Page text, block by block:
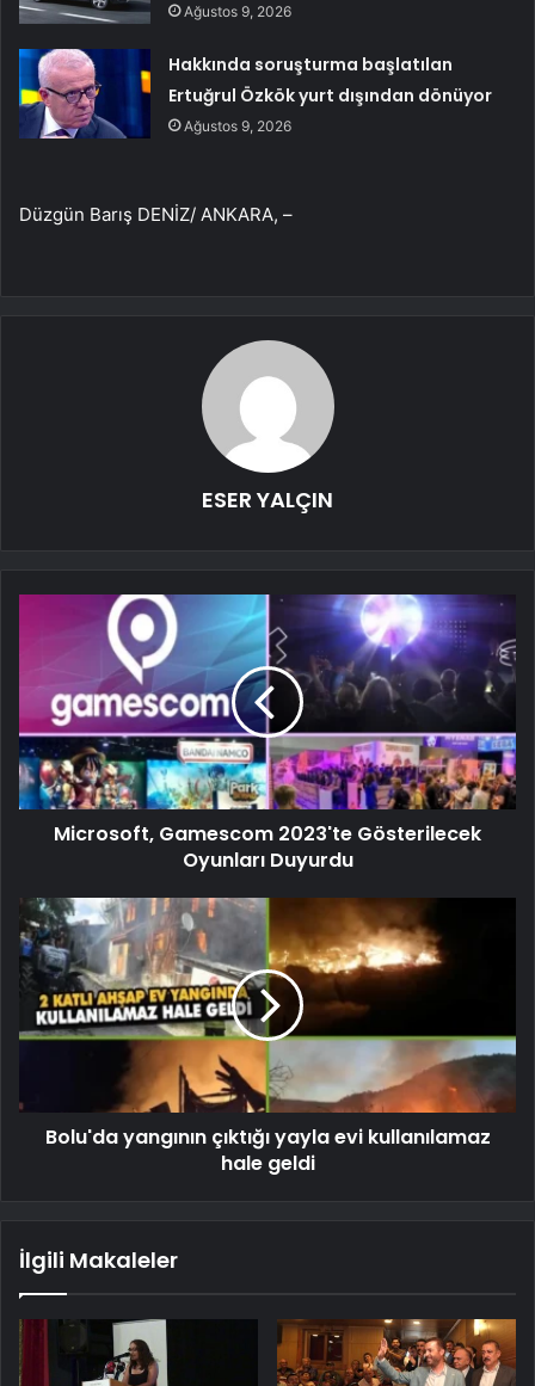
Ağustos 9, 2026
Hakkında soruşturma başlatılan
Ertuğrul Özkök yurt dışından dönüyor
Ağustos 9, 2026
Düzgün Barış DENİZ/ ANKARA, –
ESER YALÇIN
Microsoft, Gamescom 2023'te Gösterilecek
Oyunları Duyurdu
Bolu'da yangının çıktığı yayla evi kullanılamaz
hale geldi
İlgili Makaleler